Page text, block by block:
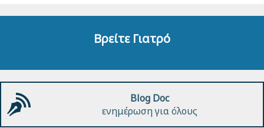
Βρείτε Γιατρό
Blog Doc
ενημέρωση για όλους